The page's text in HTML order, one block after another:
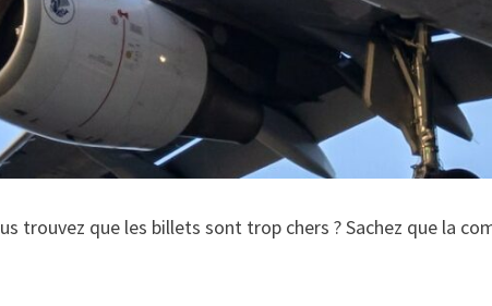
trouvez que les billets sont trop chers ? Sachez que la